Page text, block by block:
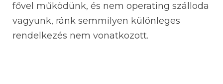
fővel működünk, és nem operating szálloda
vagyunk, ránk semmilyen különleges
rendelkezés nem vonatkozott.